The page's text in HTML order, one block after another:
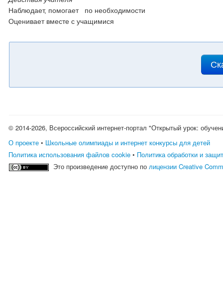
Наблюдает, помогает по необходимости
Оценивает вместе с учащимися
© 2014-2026, Всероссийский интернет-портал "Открытый урок:
О проекте • Школьные олимпиады и интернет конкурсы для детей
Политика использования файлов cookie • Политика обработки и
Это произведение доступно полицензии Creative